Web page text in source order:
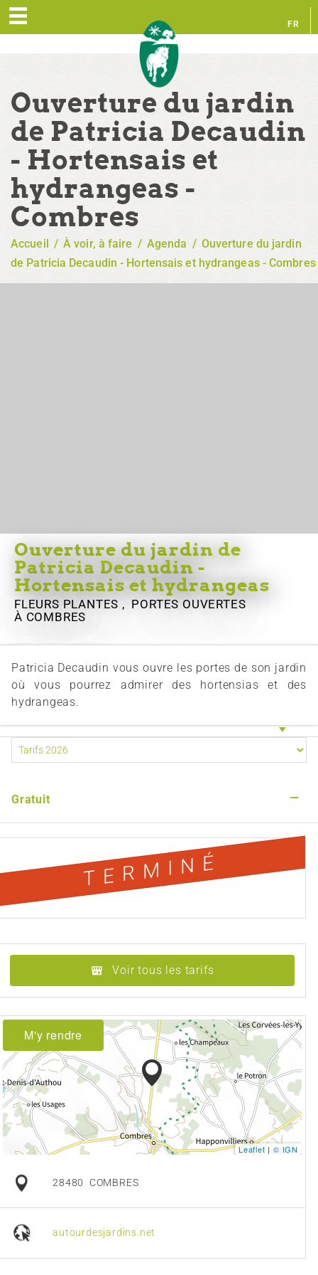
FR
Ouverture du jardin
de Patricia Decaudin
- Hortensais et
hydrangeas -
Combres
Accueil / À voir, à faire / Agenda / Ouverture du jardin
de Patricia Decaudin - Hortensais et hydrangeas - Combres
Ouverture du jardin de
Patricia Decaudin -
Hortensais et hydrangeas
FLEURS PLANTES , PORTES OUVERTES
À COMBRES
Patricia Decaudin vous ouvre les portes de son jardin
où vous pourrez admirer des hortensias et des
hydrangeas.
Gratuit —
TERMINÉ
Voir tous les tarifs
M'y rendre
Leaflet| © IGN
28480 COMBRES
autourdesjardins.net